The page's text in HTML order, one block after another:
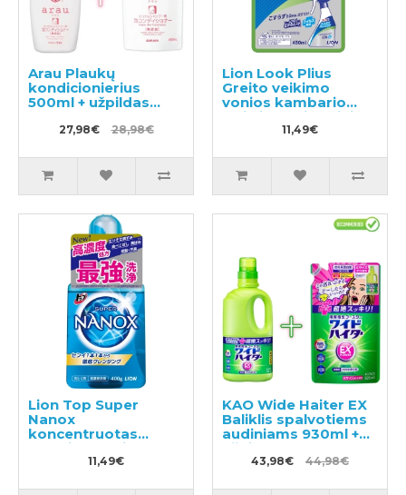
Arau Plaukų
kondicionierius
500ml + užpildas
27,98€ 28,98€
Lion Look Plius
Greito veikimo
vonios kambario
valiklis su citrusiniu
kvapu užpildas
11,49€
Lion Top Super
Nanox
koncentruotas
skalbimo gelis 400g
11,49€
KAO Wide Haiter EX
Baliklis spalvotiems
audiniams 930ml +
užpildas 820ml
43,98€ 44,98€